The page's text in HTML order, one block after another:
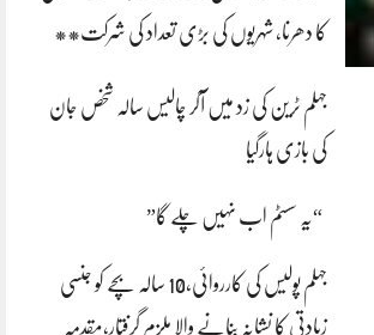
کا دھرنا، شہریوں کی بڑی تعداد کی شرکت**
جہلم ٹرین کی زد میں آکر چالیس سالہ شخص جان
کی بازی ہارگیا
“یہ سسٹم اب نہیں چلے گا”
جہلم پولیس کی کارروائی،10 سالہ بچے کو جنسی
زیادتی کا نشانہ بنانے والا ملزم گرفتار،مقدمہ